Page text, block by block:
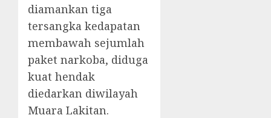
diamankan tiga
tersangka kedapatan
membawah sejumlah
paket narkoba, diduga
kuat hendak
diedarkan diwilayah
Muara Lakitan.